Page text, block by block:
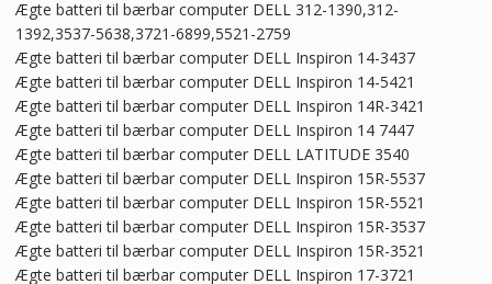
Ægte batteri til bærbar computer DELL 312-1390,312-
1392,3537-5638,3721-6899,5521-2759
Ægte batteri til bærbar computer DELL Inspiron 14-3437
Ægte batteri til bærbar computer DELL Inspiron 14-5421
Ægte batteri til bærbar computer DELL Inspiron 14R-3421
Ægte batteri til bærbar computer DELL Inspiron 14 7447
Ægte batteri til bærbar computer DELL LATITUDE 3540
Ægte batteri til bærbar computer DELL Inspiron 15R-5537
Ægte batteri til bærbar computer DELL Inspiron 15R-5521
Ægte batteri til bærbar computer DELL Inspiron 15R-3537
Ægte batteri til bærbar computer DELL Inspiron 15R-3521
Ægte batteri til bærbar computer DELL Inspiron 17-3721